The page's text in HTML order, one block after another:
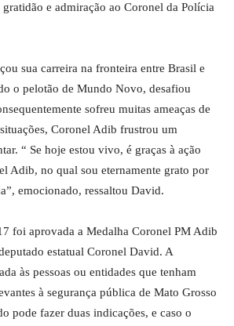
e admiração ao Coronel da Polícia
sua carreira na fronteira entre Brasil e
o pelotão de Mundo Novo, desafiou
sofreu muitas ameaças de
Coronel Adib frustrou um
“ Se hoje estou vivo, é graças à ação
Adib, no qual sou eternamente grato por
emocionado, ressaltou David.
foi aprovada a Medalha Coronel PM Adib
estatual Coronel David. A
às pessoas ou entidades que tenham
à segurança pública de Mato Grosso
pode fazer duas indicações, e caso o